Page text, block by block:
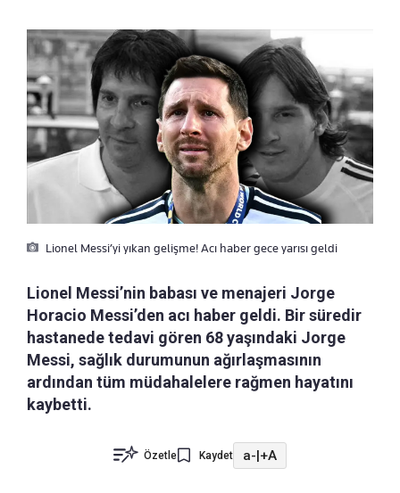
Lionel Messi’yi yıkan gelişme! Acı haber gece yarısı geldi
Lionel Messi’nin babası ve menajeri Jorge
Horacio Messi’den acı haber geldi. Bir süredir
hastanede tedavi gören 68 yaşındaki Jorge
Messi, sağlık durumunun ağırlaşmasının
ardından tüm müdahalelere rağmen hayatını
kaybetti.
Özetle Kaydet a-|+A